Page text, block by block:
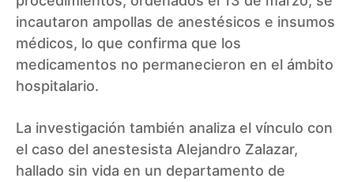
incautaron ampollas de anestésicos e insumos
médicos, lo que confirma que los
medicamentos no permanecieron en el ámbito
hospitalario.
La investigación también analiza el vínculo con
el caso del anestesista Alejandro Zalazar,
hallado sin vida en un departamento de